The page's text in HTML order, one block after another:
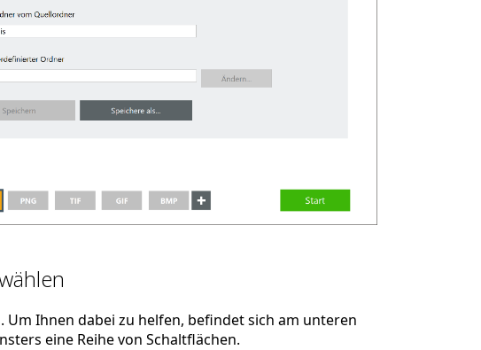
Um Ihnen dabei zu helfen, befindet sich am unteren
eine Reihe von Schaltflächen.